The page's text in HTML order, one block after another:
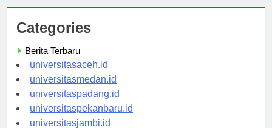
Categories
Berita Terbaru
universitasaceh.id
universitasmedan.id
universitaspadang.id
universitaspekanbaru.id